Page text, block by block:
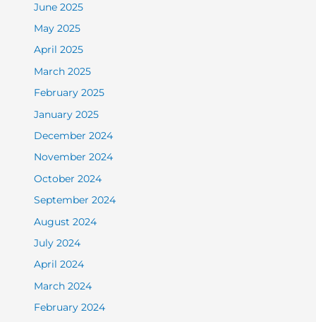
June 2025
May 2025
April 2025
March 2025
February 2025
January 2025
December 2024
November 2024
October 2024
September 2024
August 2024
July 2024
April 2024
March 2024
February 2024